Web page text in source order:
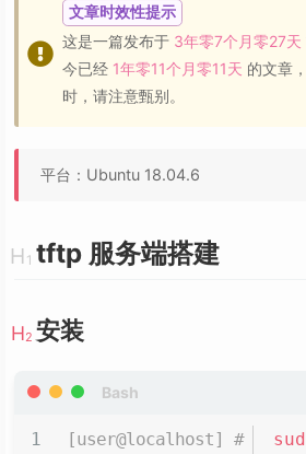
文章时效性提示
这是一篇发布于 3年零7个月零27天
今已经 1年零11个月零11天 的文章
时，请注意甄别。
平台：Ubuntu 18.04.6
tftp 服务端搭建
安装